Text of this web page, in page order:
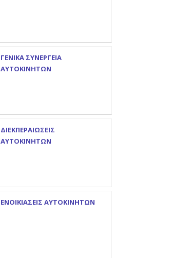
ΓΕΝΙΚΑ ΣΥΝΕΡΓΕΙΑ
ΑΥΤΟΚΙΝΗΤΩΝ
ΔΙΕΚΠΕΡΑΙΩΣΕΙΣ
ΑΥΤΟΚΙΝΗΤΩΝ
ΕΝΟΙΚΙΑΣΕΙΣ ΑΥΤΟΚΙΝΗΤΩΝ